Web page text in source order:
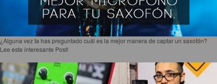
¿Alguna vez ta has preguntado cuál es la mejor manera de captar un saxofón?
Lee este interesante Post!